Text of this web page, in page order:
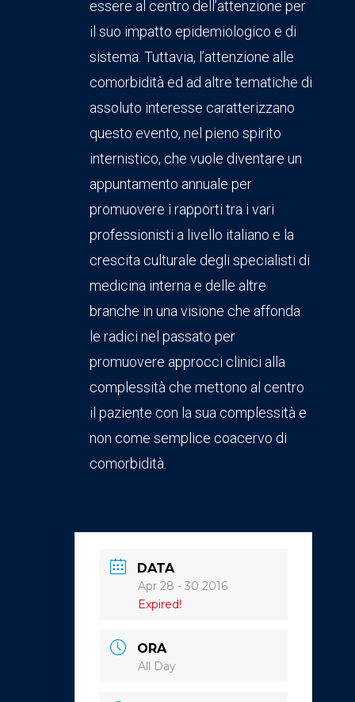
essere al centro dell’attenzione per
il suo impatto epidemiologico e di
sistema. Tuttavia, l’attenzione alle
comorbidità ed ad altre tematiche di
assoluto interesse caratterizzano
questo evento, nel pieno spirito
internistico, che vuole diventare un
appuntamento annuale per
promuovere i rapporti tra i vari
professionisti a livello italiano e la
crescita culturale degli specialisti di
medicina interna e delle altre
branche in una visione che affonda
le radici nel passato per
promuovere approcci clinici alla
complessità che mettono al centro
il paziente con la sua complessità e
non come semplice coacervo di
comorbidità.
DATA
Apr 28 - 30 2016
Expired!
ORA
All Day